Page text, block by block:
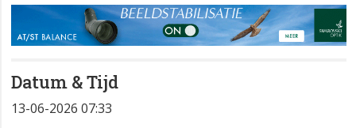
Datum & Tijd
13-06-2026 07:33